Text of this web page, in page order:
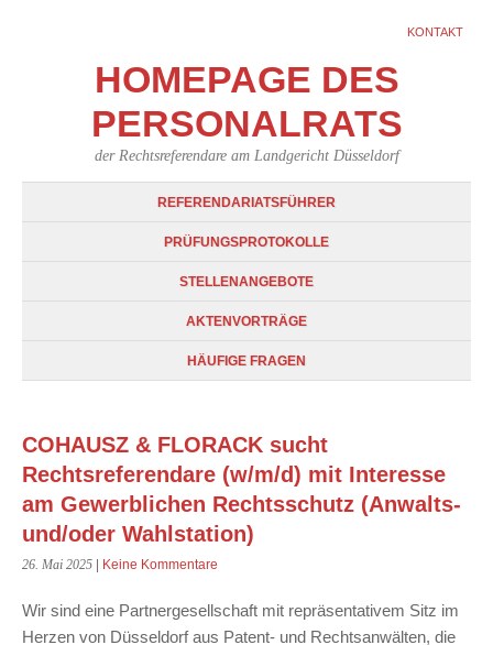
KONTAKT
HOMEPAGE DES
PERSONALRATS
der Rechtsreferendare am Landgericht Düsseldorf
REFERENDARIATSFÜHRER
PRÜFUNGSPROTOKOLLE
STELLENANGEBOTE
AKTENVORTRÄGE
HÄUFIGE FRAGEN
COHAUSZ & FLORACK sucht
Rechtsreferendare (w/m/d) mit Interesse
am Gewerblichen Rechtsschutz (Anwalts-
und/oder Wahlstation)
26. Mai 2025 Keine Kommentare
Wir sind eine Partnergesellschaft mit repräsentativem Sitz im
Herzen von Düsseldorf aus Patent- und Rechtsanwälten, die